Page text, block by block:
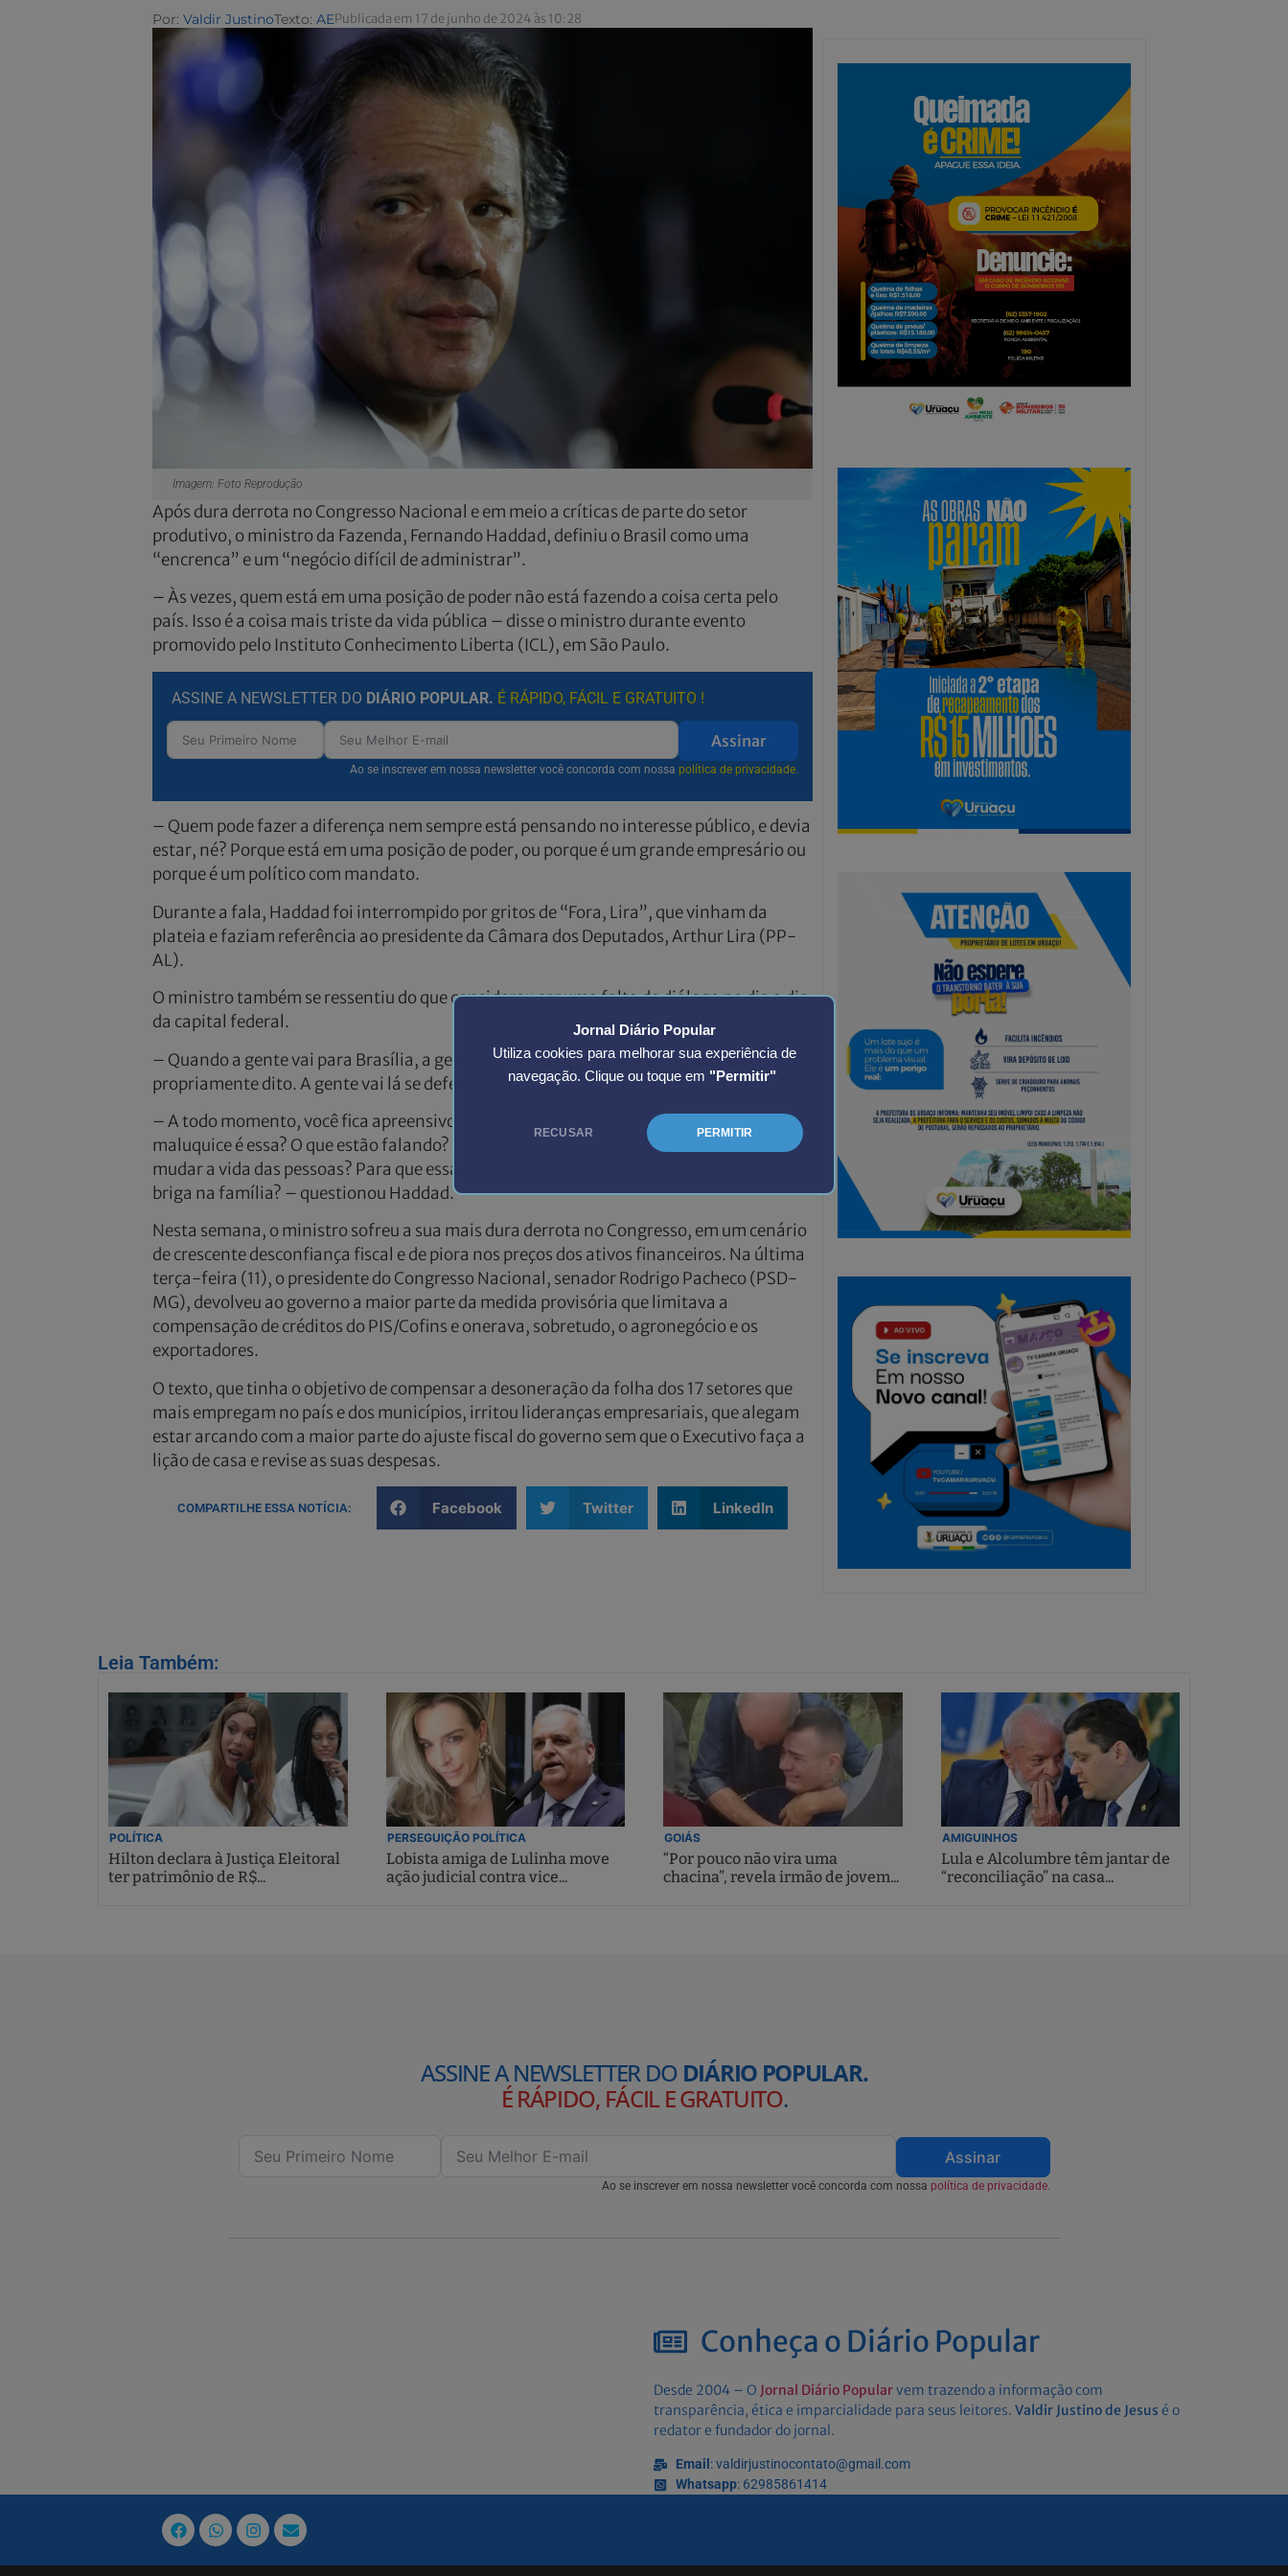
Jornal Diário Popular
Utiliza cookies para melhorar sua experiência de
navegação. Clique ou toque em "Permitir"
RECUSAR PERMITIR
Por: Valdir JustinoTexto: AEPublicada em 17 de junho de 2024 às 10:28
Imagem: Foto Reprodução
Após dura derrota no Congresso Nacional e em meio a críticas de parte do setor
produtivo, o ministro da Fazenda, Fernando Haddad, definiu o Brasil como uma
“encrenca” e um “negócio difícil de administrar”.
– Às vezes, quem está em uma posição de poder não está fazendo a coisa certa pelo
país. Isso é a coisa mais triste da vida pública – disse o ministro durante evento
promovido pelo Instituto Conhecimento Liberta (ICL), em São Paulo.
ASSINE A NEWSLETTER DO DIÁRIO POPULAR. É RÁPIDO, FÁCIL E GRATUITO !
Assinar
Ao se inscrever em nossa newsletter você concorda com nossa política de privacidade.
– Quem pode fazer a diferença nem sempre está pensando no interesse público, e devia
estar, né? Porque está em uma posição de poder, ou porque é um grande empresário ou
porque é um político com mandato.
Durante a fala, Haddad foi interrompido por gritos de “Fora, Lira”, que vinham da
plateia e faziam referência ao presidente da Câmara dos Deputados, Arthur Lira (PP-
AL).
O ministro também se ressentiu do que considerou ser uma falta de diálogo no dia a dia
da capital federal.
– Quando a gente vai para Brasília, a gente não dialoga com o serviço público,
propriamente dito. A gente vai lá se defender do que está acontecendo – afirmou.
– A todo momento, você fica apreensivo: que lei vão aprovar? O que vão fazer? Que
maluquice é essa? O que estão falando? Por que não se dedicam a coisas sérias, que vão
mudar a vida das pessoas? Para que essa espuma toda para criar cizânia na sociedade e
briga na família? – questionou Haddad.
Nesta semana, o ministro sofreu a sua mais dura derrota no Congresso, em um cenário
de crescente desconfiança fiscal e de piora nos preços dos ativos financeiros. Na última
terça-feira (11), o presidente do Congresso Nacional, senador Rodrigo Pacheco (PSD-
MG), devolveu ao governo a maior parte da medida provisória que limitava a
compensação de créditos do PIS/Cofins e onerava, sobretudo, o agronegócio e os
exportadores.
O texto, que tinha o objetivo de compensar a desoneração da folha dos 17 setores que
mais empregam no país e dos municípios, irritou lideranças empresariais, que alegam
estar arcando com a maior parte do ajuste fiscal do governo sem que o Executivo faça a
lição de casa e revise as suas despesas.
COMPARTILHE ESSA NOTÍCIA: Facebook Twitter LinkedIn
Leia Também:
POLÍTICA
Hilton declara à Justiça Eleitoral
ter patrimônio de R$...
PERSEGUIÇÃO POLÍTICA
Lobista amiga de Lulinha move
ação judicial contra vice...
GOIÁS
“Por pouco não vira uma
chacina”, revela irmão de jovem...
AMIGUINHOS
Lula e Alcolumbre têm jantar de
“reconciliação” na casa...
ASSINE A NEWSLETTER DO DIÁRIO POPULAR.
É RÁPIDO, FÁCIL E GRATUITO.
Assinar
Ao se inscrever em nossa newsletter você concorda com nossa política de privacidade.
Conheça o Diário Popular
Desde 2004 – O Jornal Diário Popularvem trazendo a informação com
transparência, ética e imparcialidade para seus leitores. Valdir Justino de Jesus é o
redator e fundador do jornal.
Email : valdirjustinocontato@gmail.com
Whatsapp: 62985861414